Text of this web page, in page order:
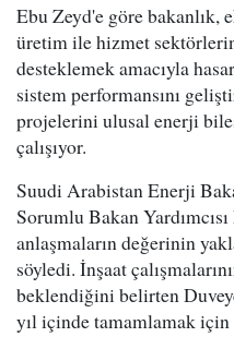
Ebu Zeyd'e göre bakanlık,
üretim ile hizmet
desteklemek amacıyla
sistem performansını
projelerini ulusal enerji
çalışıyor.
Suudi Arabistan Enerji
Sorumlu Bakan
anlaşmaların değerinin
söyledi. İnşaat
beklendiğini belirten
yıl içinde tamamlamak için